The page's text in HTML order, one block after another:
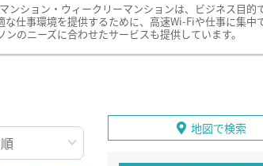
ンション・ウィークリーマンションは、ビジネス目的
仕事環境を提供するために、高速Wi-Fiや仕事に集中
のニーズに合わせたサービスも提供しています。
地図で検索